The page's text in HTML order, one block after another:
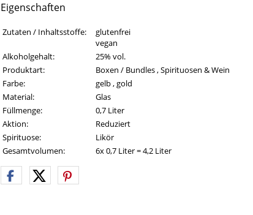
Eigenschaften
Eigenschaften des Produkts
Eigenschaft Wert
Zutaten / Inhaltsstoffe:
glutenfrei
vegan
Alkoholgehalt:
25% vol.
Produktart:
Boxen / Bundles , Spirituosen & Wein
Farbe:
gelb , gold
Material:
Glas
Füllmenge:
0,7 Liter
Aktion:
Reduziert
Spirituose:
Likör
Gesamtvolumen:
6x 0,7 Liter = 4,2 Liter